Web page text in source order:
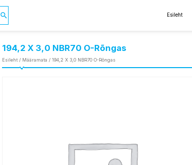
Esileht
194,2 X 3,0 NBR70 O-Rõngas
Esileht / Määramata / 194,2 X 3,0 NBR70 O-Rõngas